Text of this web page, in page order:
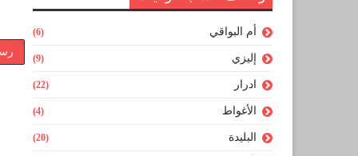
أم البواقي (6)
إليزي (9)
ادرار (22)
الأغواط (4)
البليدة (20)